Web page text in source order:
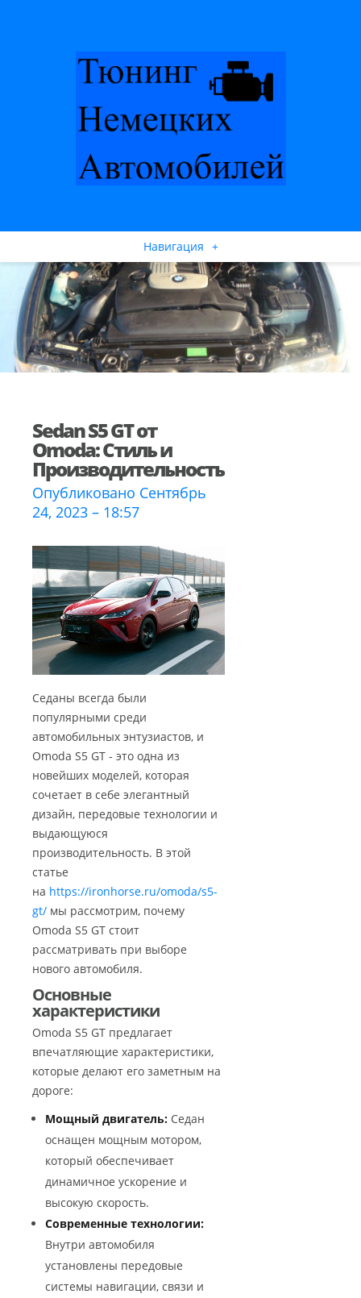
Навигация +
Sedan S5 GT от
Omoda: Стиль и
Производительность
Опубликовано Сентябрь
24, 2023 – 18:57
Седаны всегда были
популярными среди
автомобильных энтузиастов, и
Omoda S5 GT - это одна из
новейших моделей, которая
сочетает в себе элегантный
дизайн, передовые технологии и
выдающуюся
производительность. В этой
статье
на https://ironhorse.ru/omoda/s5-
gt/ мы рассмотрим, почему
Omoda S5 GT стоит
рассматривать при выборе
нового автомобиля.
Основные
характеристики
Omoda S5 GT предлагает
впечатляющие характеристики,
которые делают его заметным на
дороге:
Мощный двигатель: Седан
оснащен мощным мотором,
который обеспечивает
динамичное ускорение и
высокую скорость.
Современные технологии:
Внутри автомобиля
установлены передовые
системы навигации, связи и